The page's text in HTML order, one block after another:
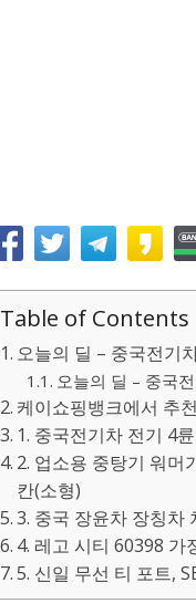
Table of Contents
오늘의 딜 – 중국전기
오늘의 딜 – 중국
케이쇼핑뱅크에서 추
1. 중국전기차 전기 4
2. 업소용 중탕기 워머
칸(소형)
3. 중국 장윤차 장칭차
4. 레고 시티 60398 가
5. 신일 무선 티 포트,